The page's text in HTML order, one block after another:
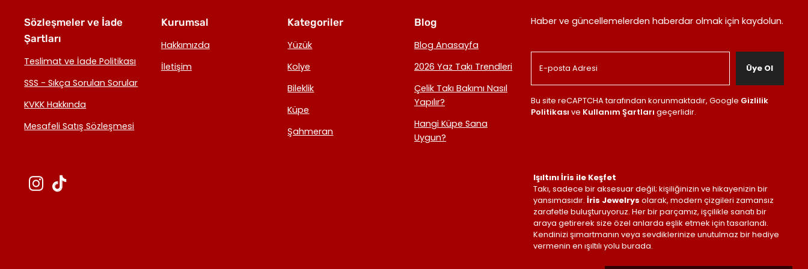
Sözleşmeler ve İade
Şartları
Teslimat ve İade Politikası
SSS - Sıkça Sorulan Sorular
KVKK Hakkında
Mesafeli Satış Sözleşmesi
Kurumsal
Hakkımızda
İletişim
Kategoriler
Yüzük
Kolye
Bileklik
Küpe
Şahmeran
Blog
Blog Anasayfa
2026 Yaz Takı Trendleri
Çelik Takı Bakımı Nasıl
Yapılır?
Hangi Küpe Sana
Uygun?
Haber ve güncellemelerden haberdar olmak için kaydolun.
Üye Ol
Bu site reCAPTCHA tarafından korunmaktadır, Google Gizlilik
Politikası ve Kullanım Şartları geçerlidir.
Işıltını İris ile Keşfet
Takı, sadece bir aksesuar değil; kişiliğinizin ve hikayenizin bir
yansımasıdır. İris Jewelrys olarak, modern çizgileri zamansız
zarafetle buluşturuyoruz. Her bir parçamız, işçilikle sanatı bir
araya getirerek size özel anlarda eşlik etmek için tasarlandı.
Kendinizi şımartmanın veya sevdiklerinize unutulmaz bir hediye
vermenin en ışıltılı yolu burada.